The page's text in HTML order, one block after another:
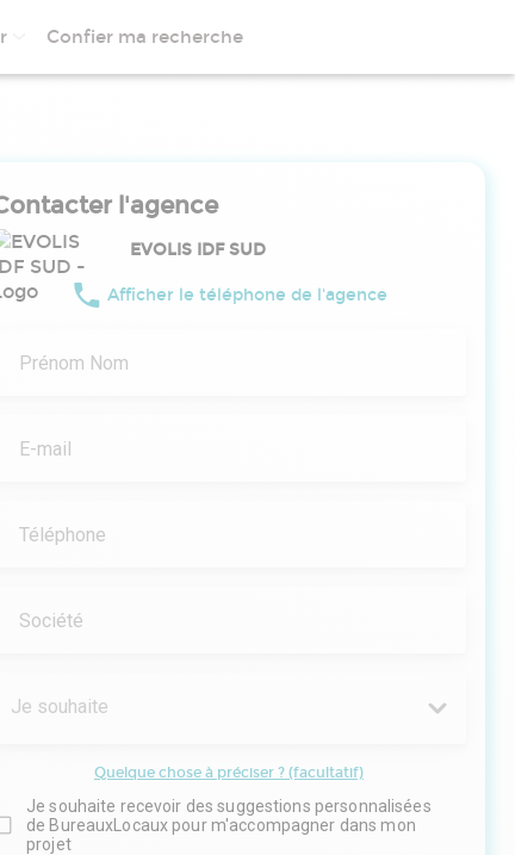
Confier ma recherche
l'agence
EVOLIS IDF SUD
Afficher le téléphone de l'agence
Prénom Nom
E-mail
Téléphone
Société
Je souhaite
Quelque chose à préciser ? (facultatif)
Je souhaite recevoir des suggestions personnalisées
de BureauxLocaux pour m'accompagner dans mon
projet